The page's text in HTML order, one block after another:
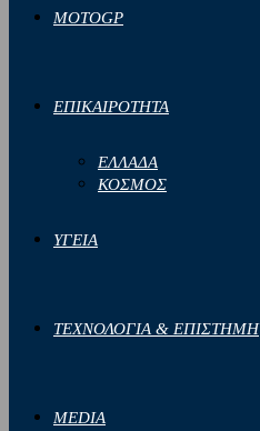
MOTOGP
ΕΠΙΚΑΙΡΟΤΗΤΑ
ΕΛΛΑΔΑ
ΚΟΣΜΟΣ
ΥΓΕΙΑ
ΤΕΧΝΟΛΟΓΙΑ & ΕΠΙΣΤΗΜΗ
MEDIA